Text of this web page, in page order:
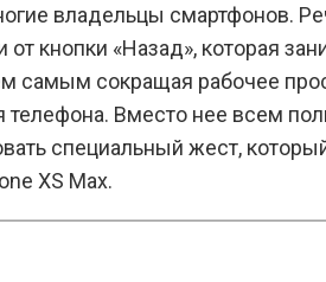
владельцы смартфонов.
кнопки «Назад», которая
самым сокращая рабочее
телефона. Вместо нее всем
специальный жест,
XS Max.